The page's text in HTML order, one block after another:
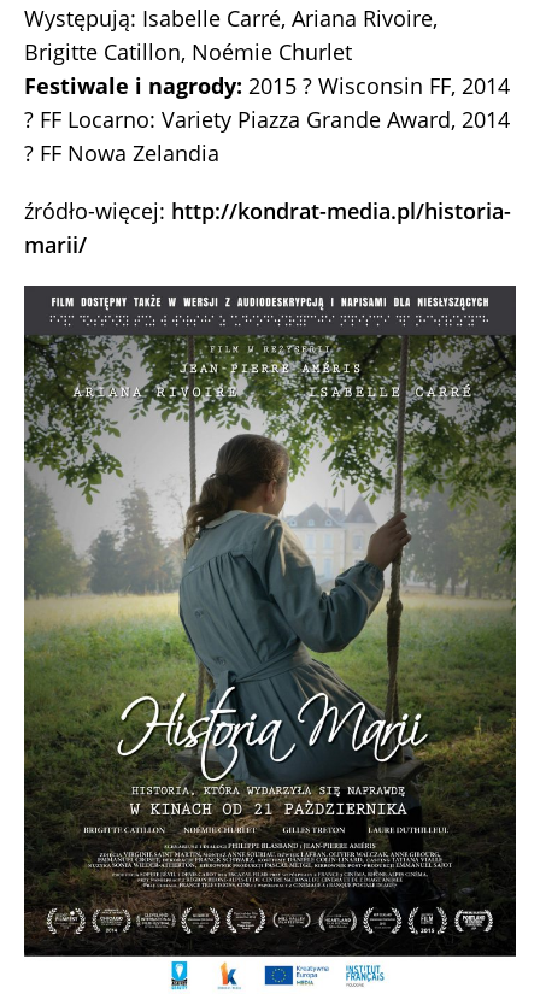
Występują: Isabelle Carré, Ariana Rivoire,
Brigitte Catillon, Noémie Churlet
Festiwale i nagrody: 2015 ? Wisconsin FF, 2014
? FF Locarno: Variety Piazza Grande Award, 2014
? FF Nowa Zelandia
źródło-więcej: http://kondrat-media.pl/historia-
marii/